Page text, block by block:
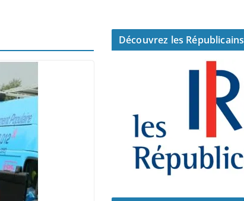
Découvrez les Républicains